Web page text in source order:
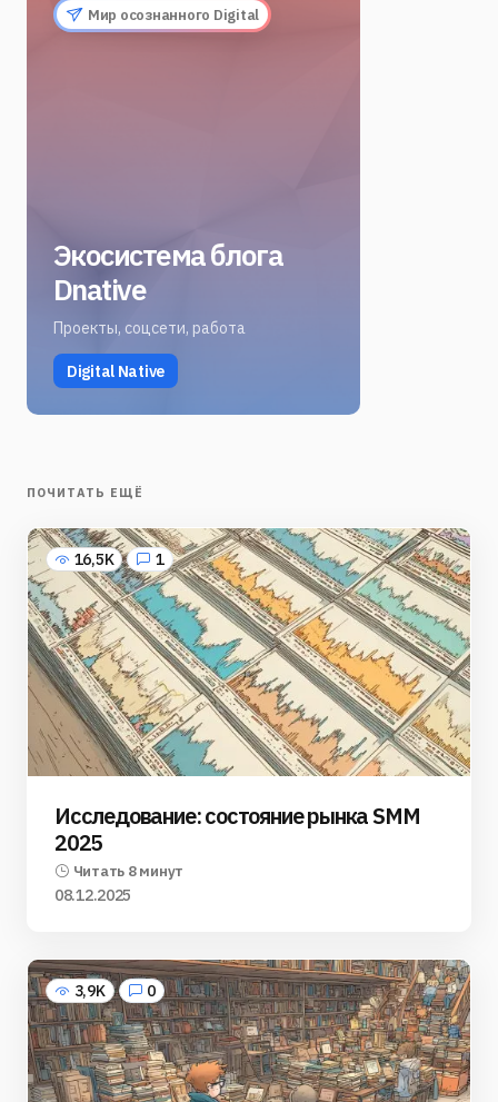
Мир осознанного Digital
Экосистема блога
Dnative
Проекты, соцсети, работа
Digital Native
ПОЧИТАТЬ ЕЩЁ
16,5K 1
Исследование: состояние рынка SMM
2025
Читать 8 минут
08.12.2025
3,9K 0